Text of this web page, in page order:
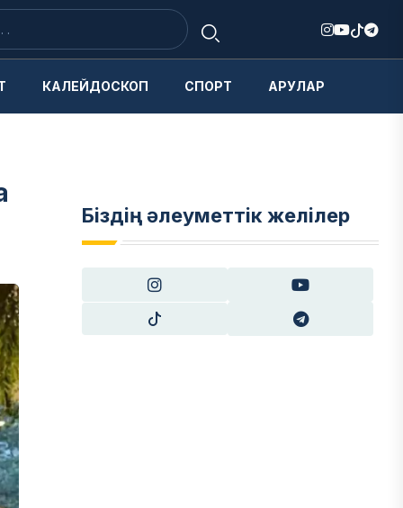
КАЛЕЙДОСКОП СПОРТ АРУЛАР
Біздің әлеуметтік желілер